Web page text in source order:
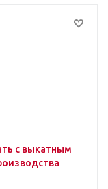
с выкатным